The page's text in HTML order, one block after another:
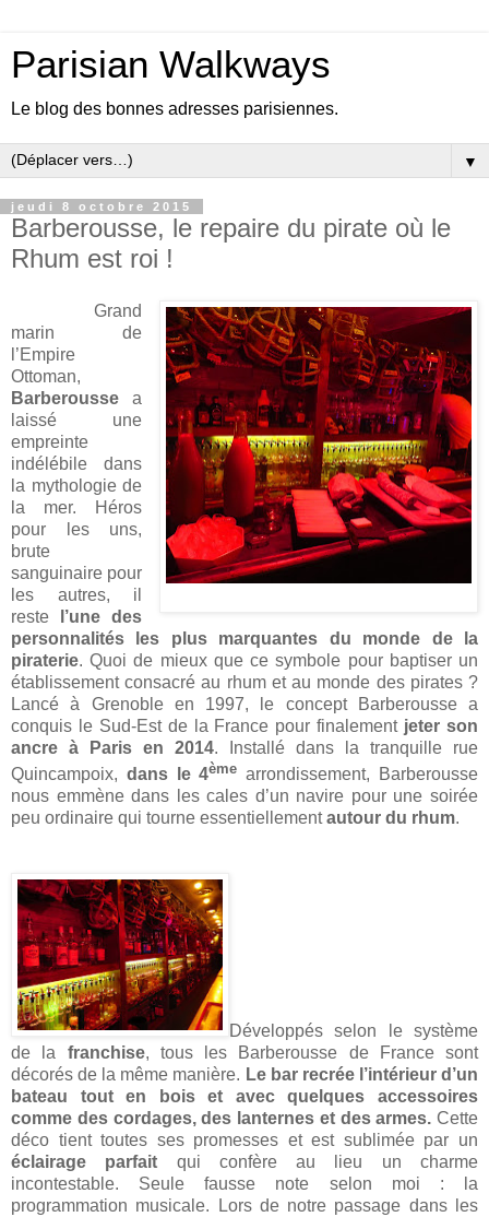
Parisian Walkways
Le blog des bonnes adresses parisiennes.
▼
jeudi 8 octobre 2015
Barberousse, le repaire du pirate où le
Rhum est roi !
Grand
marin de
l’Empire
Ottoman,
Barberousse a
laissé une
empreinte
indélébile dans
la mythologie de
la mer. Héros
pour les uns,
brute
sanguinaire pour
les autres, il
reste
l’une des
personnalités les plus marquantes du monde de la
piraterie. Quoi de mieux que ce symbole pour baptiser un
établissement consacré au rhum et au monde des pirates ?
Lancé à Grenoble en 1997, le concept Barberousse a
conquis le Sud-Est de la France pour finalement jeter son
ancre à Paris en 2014. Installé dans la tranquille rue
Quincampoix, dans le 4ème arrondissement, Barberousse
nous emmène dans les cales d’un navire pour une soirée
peu ordinaire qui tourne essentiellementautour du rhum.
Développés selon le système
de la franchise, tous les Barberousse de France sont
décorés de la même manière. Le bar recrée l’intérieur d’un
bateau tout en bois et avec quelques accessoires
comme des cordages, des lanternes et des armes. Cette
déco tient toutes ses promesses et est sublimée par un
éclairage parfait qui confère au lieu un charme
incontestable. Seule fausse note selon moi : la
programmation musicale. Lors de notre passage dans les